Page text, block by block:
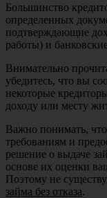
Большинство
определенных
подтверждающие
работы) и
Внимательно
убедитесь, что вы
некоторые
доходу или месту
Важно понимать, что
требованиям и
решение о выдаче
основе их оценки
Поэтому не
займа без отказа.